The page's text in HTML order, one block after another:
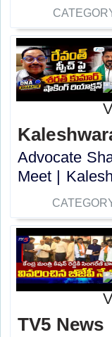
Advocate
Meet |
TV5 News